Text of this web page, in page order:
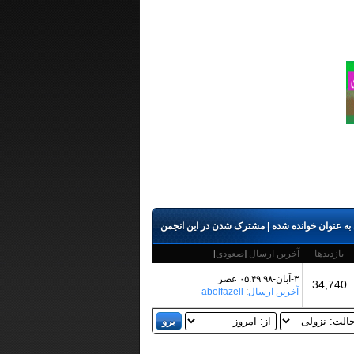
عنوان خوانده شده مشترک شدن در این انجمن
بازدید‌ها آخرین ارسال [صعودی]
34,740
۳-آبان-۹۸ ۰۵:۴۹ عصر
آخرین ارسال:
abolfazell